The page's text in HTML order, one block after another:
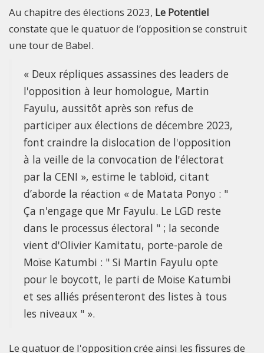
Au chapitre des élections 2023, Le Potentiel
constate que le quatuor de l’opposition se construit
une tour de Babel.
« Deux répliques assassines des leaders de
l'opposition à leur homologue, Martin
Fayulu, aussitôt après son refus de
participer aux élections de décembre 2023,
font craindre la dislocation de l'opposition
à la veille de la convocation de l'électorat
par la CENI », estime le tabloïd, citant
d’aborde la réaction « de Matata Ponyo : "
Ça n'engage que Mr Fayulu. Le LGD reste
dans le processus électoral " ; la seconde
vient d'Olivier Kamitatu, porte-parole de
Moïse Katumbi : " Si Martin Fayulu opte
pour le boycott, le parti de Moïse Katumbi
et ses alliés présenteront des listes à tous
les niveaux " ».
Le quatuor de l'opposition crée ainsi les fissures de